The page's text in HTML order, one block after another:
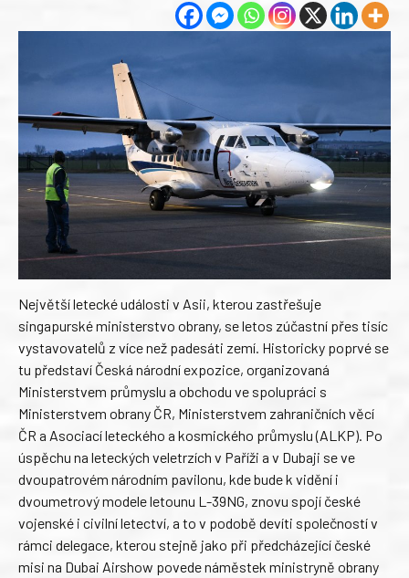
Největší letecké události v Asii, kterou zastřešuje
singapurské ministerstvo obrany, se letos zúčastní přes tisíc
vystavovatelů z více než padesáti zemí. Historicky poprvé se
tu představí Česká národní expozice, organizovaná
Ministerstvem průmyslu a obchodu ve spolupráci s
Ministerstvem obrany ČR, Ministerstvem zahraničních věcí
ČR a Asociací leteckého a kosmického průmyslu (ALKP). Po
úspěchu na leteckých veletrzích v Paříži a v Dubaji se ve
dvoupatrovém národním pavilonu, kde bude k vidění i
dvoumetrový modele letounu L-39NG, znovu spojí české
vojenské i civilní letectví, a to v podobě devíti společností v
rámci delegace, kterou stejně jako při předcházející české
misi na Dubai Airshow povede náměstek ministryně obrany